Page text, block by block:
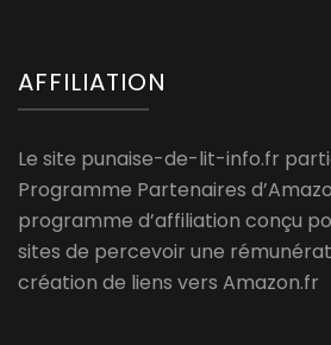
AFFILIATION
Le site punaise-de-lit-info.fr
Programme Partenaires
programme d’affiliation conçu
sites de percevoir une
création de liens vers Amazon.fr